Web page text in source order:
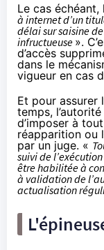
Le cas
à internet d’un
délai sur saisine
infructueuse ».
d’accès
dans le
vigueur en cas
Et pour assurer
temps,
d’imposer à
réapparition ou
par un juge. «
suivi de
être habilitée à
à validation de
actualisation